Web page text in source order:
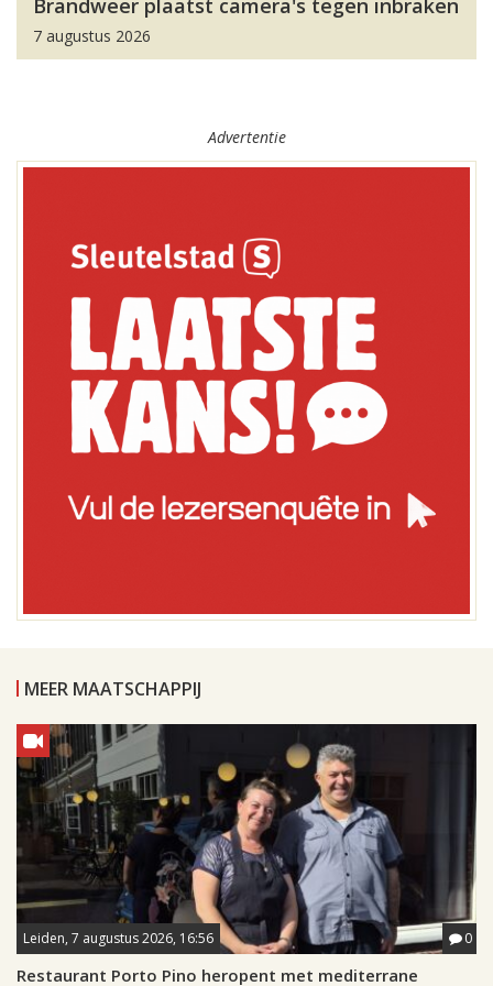
Brandweer plaatst camera's tegen inbraken
7 augustus 2026
Advertentie
MEER MAATSCHAPPIJ
Leiden, 7 augustus 2026, 16:56 0
Restaurant Porto Pino heropent met mediterrane